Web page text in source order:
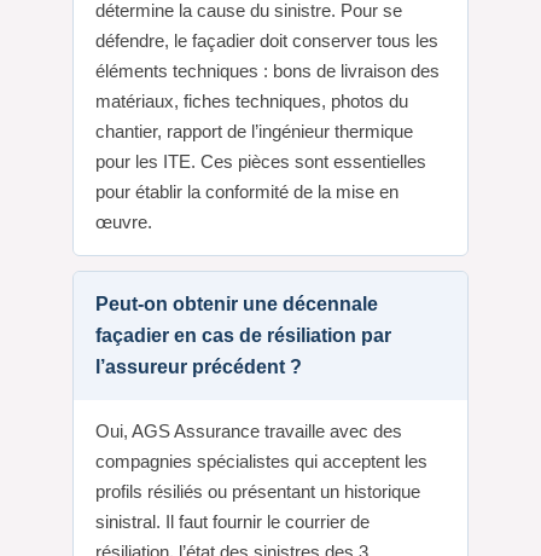
détermine la cause du sinistre. Pour se
défendre, le façadier doit conserver tous les
éléments techniques : bons de livraison des
matériaux, fiches techniques, photos du
chantier, rapport de l’ingénieur thermique
pour les ITE. Ces pièces sont essentielles
pour établir la conformité de la mise en
œuvre.
Peut-on obtenir une décennale
façadier en cas de résiliation par
l’assureur précédent ?
Oui, AGS Assurance travaille avec des
compagnies spécialistes qui acceptent les
profils résiliés ou présentant un historique
sinistral. Il faut fournir le courrier de